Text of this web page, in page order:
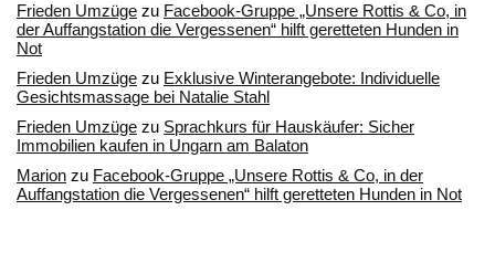
Frieden Umzüge zu Facebook-Gruppe „Unsere Rottis & Co, in
der Auffangstation die Vergessenen“ hilft geretteten Hunden in
Not
Frieden Umzüge zu Exklusive Winterangebote: Individuelle
Gesichtsmassage bei Natalie Stahl
Frieden Umzüge zu Sprachkurs für Hauskäufer: Sicher
Immobilien kaufen in Ungarn am Balaton
Marion zu Facebook-Gruppe „Unsere Rottis & Co, in der
Auffangstation die Vergessenen“ hilft geretteten Hunden in Not